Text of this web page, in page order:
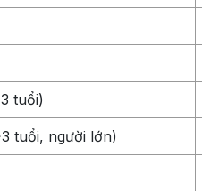
tuổi)
tuổi, người lớn)